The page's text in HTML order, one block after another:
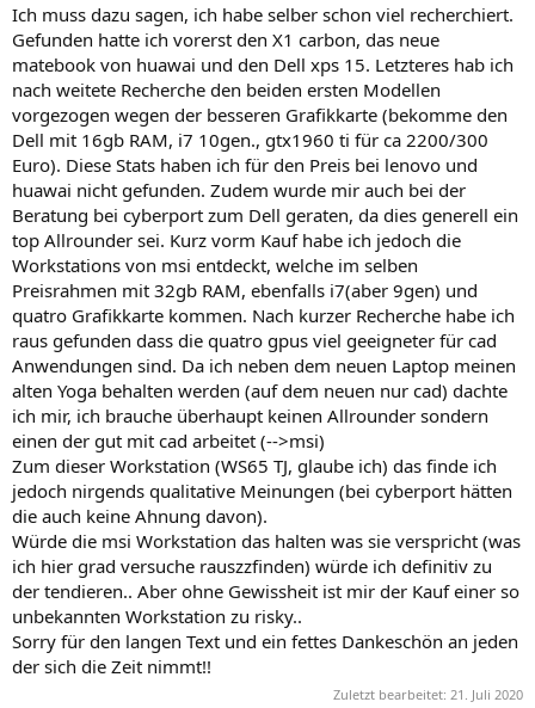
Ich muss dazu sagen, ich habe selber schon viel recherchiert.
Gefunden hatte ich vorerst den X1 carbon, das neue
matebook von huawai und den Dell xps 15. Letzteres hab ich
nach weitete Recherche den beiden ersten Modellen
vorgezogen wegen der besseren Grafikkarte (bekomme den
Dell mit 16gb RAM, i7 10gen., gtx1960 ti für ca 2200/300
Euro). Diese Stats haben ich für den Preis bei lenovo und
huawai nicht gefunden. Zudem wurde mir auch bei der
Beratung bei cyberport zum Dell geraten, da dies generell ein
top Allrounder sei. Kurz vorm Kauf habe ich jedoch die
Workstations von msi entdeckt, welche im selben
Preisrahmen mit 32gb RAM, ebenfalls i7(aber 9gen) und
quatro Grafikkarte kommen. Nach kurzer Recherche habe ich
raus gefunden dass die quatro gpus viel geeigneter für cad
Anwendungen sind. Da ich neben dem neuen Laptop meinen
alten Yoga behalten werden (auf dem neuen nur cad) dachte
ich mir, ich brauche überhaupt keinen Allrounder sondern
einen der gut mit cad arbeitet (-->msi)
Zum dieser Workstation (WS65 TJ, glaube ich) das finde ich
jedoch nirgends qualitative Meinungen (bei cyberport hätten
die auch keine Ahnung davon).
Würde die msi Workstation das halten was sie verspricht (was
ich hier grad versuche rauszzfinden) würde ich definitiv zu
der tendieren.. Aber ohne Gewissheit ist mir der Kauf einer so
unbekannten Workstation zu risky..
Sorry für den langen Text und ein fettes Dankeschön an jeden
der sich die Zeit nimmt!!
Zuletzt bearbeitet: 21. Juli 2020